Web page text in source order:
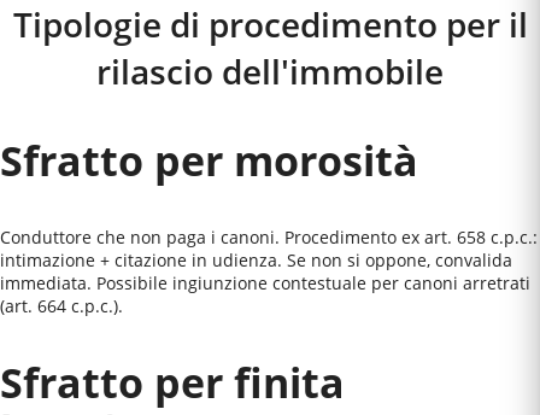
Tipologie di procedimento per il
rilascio dell'immobile
Sfratto per morosità
Conduttore che non paga i canoni. Procedimento ex art. 658 c.p.c.:
intimazione + citazione in udienza. Se non si oppone, convalida
immediata. Possibile ingiunzione contestuale per canoni arretrati
(art. 664 c.p.c.).
Sfratto per finita